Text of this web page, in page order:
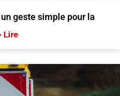
geste simple pour la
Lire